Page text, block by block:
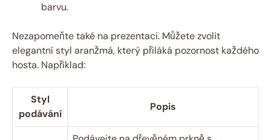
barvu.
Nezapomeňte⁣ také ⁢na​ prezentaci. Můžete zvolit
elegantní⁣ styl⁤ aranžmá,‌ který přiláká ‌pozornost každého​
hosta. ⁣Například:
Styl
podávání
Popis